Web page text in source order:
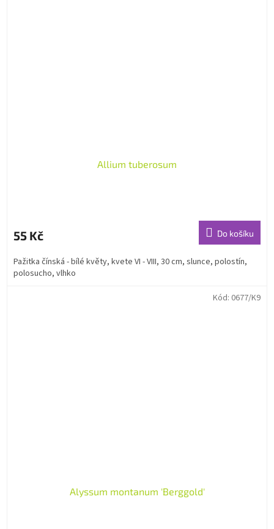
Allium tuberosum
55 Kč Do košíku
Pažitka čínská - bílé květy, kvete VI - VIII, 30 cm, slunce, polostín,
polosucho, vlhko
Alyssum montanum 'Berggold'
Kód: 0677/K9